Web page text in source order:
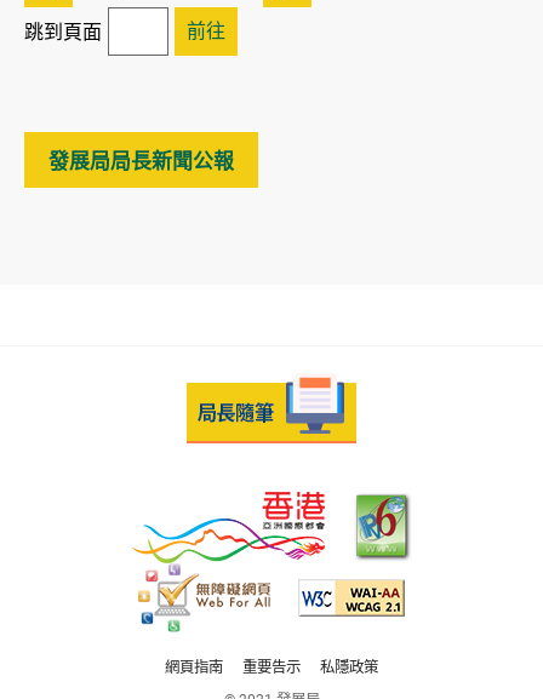
跳到頁面 前往
發展局局長新聞公報
網頁指南 重要告示
私隱政策